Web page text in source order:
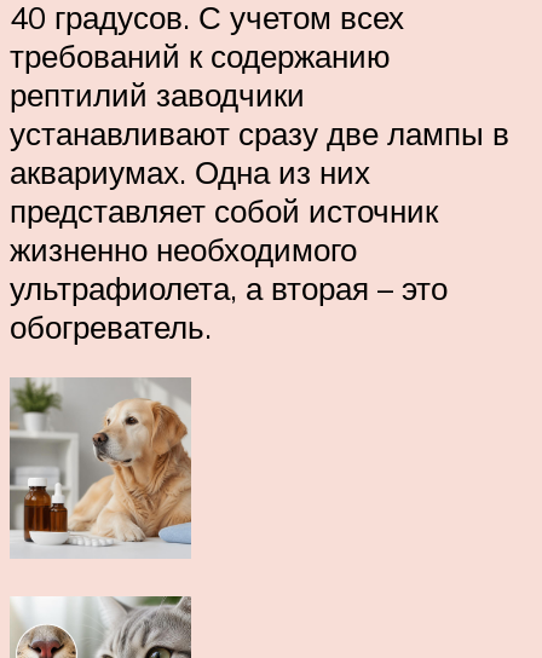
40 градусов. С учетом всех
требований к содержанию
рептилий заводчики
устанавливают сразу две лампы в
аквариумах. Одна из них
представляет собой источник
жизненно необходимого
ультрафиолета, а вторая – это
обогреватель.